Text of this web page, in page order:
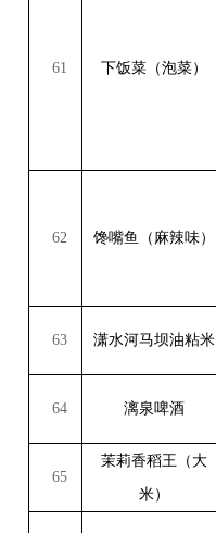
61 下饭菜（泡菜）
62 馋嘴鱼（麻辣味）
63 潇水河马坝油粘米
64 漓泉啤酒
65
茉莉香稻王（大
米）